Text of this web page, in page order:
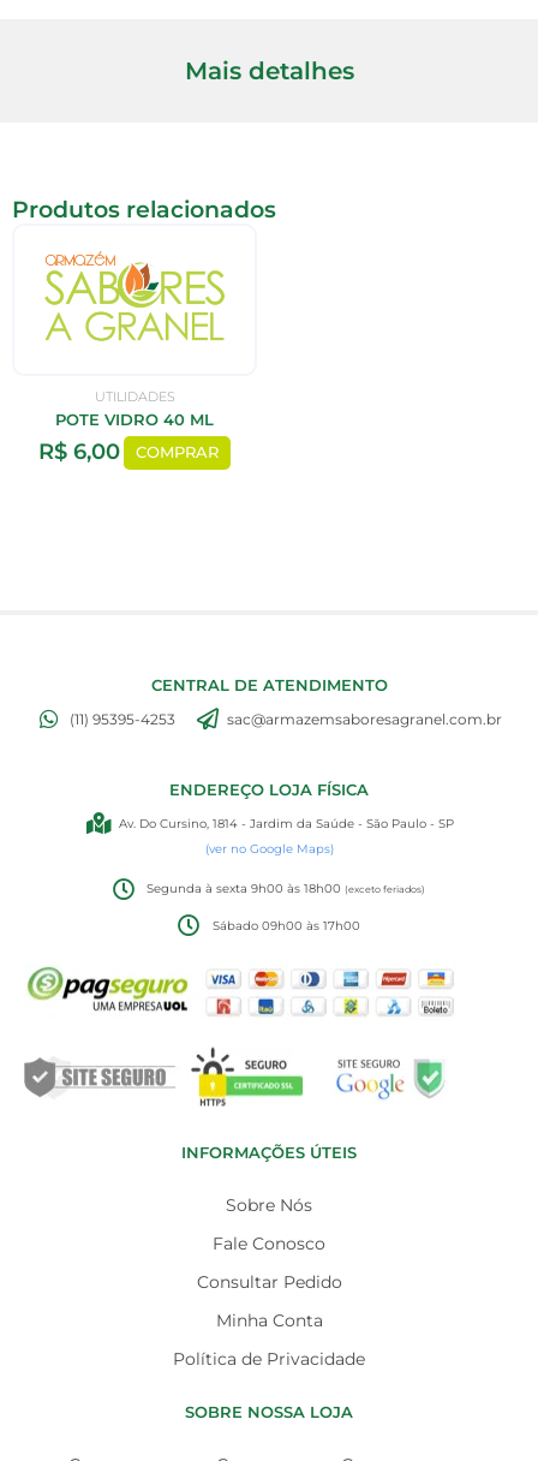
Mais detalhes
Produtos relacionados
UTILIDADES
POTE VIDRO 40 ML
R$ 6,00 COMPRAR
CENTRAL DE ATENDIMENTO
(11) 95395-4253 sac@armazemsaboresagranel.com.br
ENDEREÇO LOJA FÍSICA
Av. Do Cursino, 1814 - Jardim da Saúde - São Paulo - SP
(ver no Google Maps)
Segunda à sexta 9h00 às 18h00(exceto feriados)
Sábado 09h00 às 17h00
INFORMAÇÕES ÚTEIS
Sobre Nós
Fale Conosco
Consultar Pedido
Minha Conta
Política de Privacidade
SOBRE NOSSA LOJA